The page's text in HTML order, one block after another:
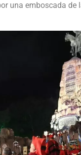
una emboscada